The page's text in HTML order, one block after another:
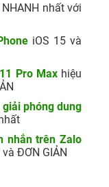
nhất với
iOS 15 và
Pro Maxhiệu
giải phóng dung
nhắn trên Zalo
ĐƠN GIẢN